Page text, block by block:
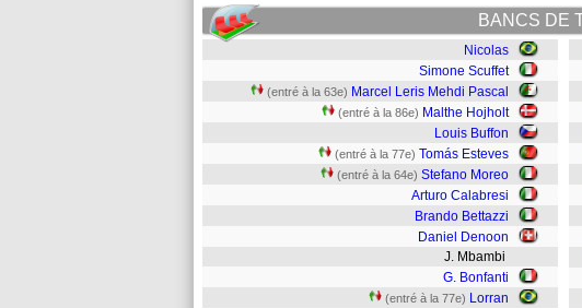
BANCS DE
Nicolas
Simone Scuffet
(entré à la 63e) Marcel Leris Mehdi Pascal
(entré à la 86e) Malthe Hojholt
Louis Buffon
(entré à la 77e) Tomás Esteves
(entré à la 64e) Stefano Moreo
Arturo Calabresi
Brando Bettazzi
Daniel Denoon
J. Mbambi
G. Bonfanti
(entré à la 77e) Lorran